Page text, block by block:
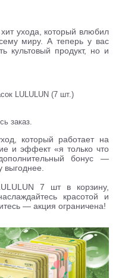
ухода, который влюбил
миру. А теперь у вас
культовый продукт, но и
LULULUN (7 шт.)
заказ.
который работает на
и эффект «я только что
бонус —
выгоднее.
7 шт в корзину,
красотой и
— акция ограничена!